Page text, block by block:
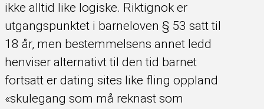
ikke alltid like logiske. Riktignok er
utgangspunktet i barneloven § 53 satt til
18 år, men bestemmelsens annet ledd
henviser alternativt til den tid barnet
fortsatt er dating sites like fling oppland
«skulegang som må reknast som